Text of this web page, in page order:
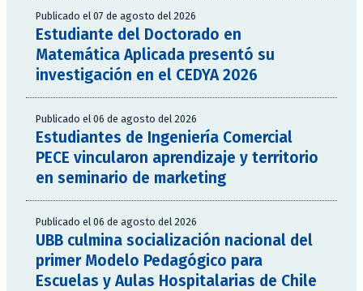
Publicado el 07 de agosto del 2026
Estudiante del Doctorado en
Matemática Aplicada presentó su
investigación en el CEDYA 2026
Publicado el 06 de agosto del 2026
Estudiantes de Ingeniería Comercial
PECE vincularon aprendizaje y territorio
en seminario de marketing
Publicado el 06 de agosto del 2026
UBB culmina socialización nacional del
primer Modelo Pedagógico para
Escuelas y Aulas Hospitalarias de Chile